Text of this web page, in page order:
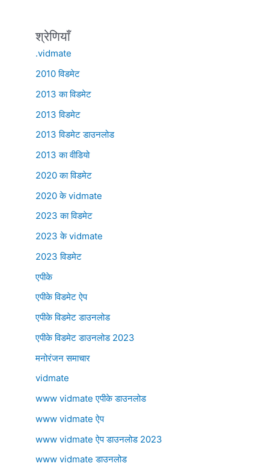
श्रेणियाँ
.vidmate
2010 विडमेट
2013 का विडमेट
2013 विडमेट
2013 विडमेट डाउनलोड
2013 का वीडियो
2020 का विडमेट
2020 के vidmate
2023 का विडमेट
2023 के vidmate
2023 विडमेट
एपीके
एपीके विडमेट ऐप
एपीके विडमेट डाउनलोड
एपीके विडमेट डाउनलोड 2023
मनोरंजन समाचार
vidmate
www vidmate एपीके डाउनलोड
www vidmate ऐप
www vidmate ऐप डाउनलोड 2023
www vidmate डाउनलोड